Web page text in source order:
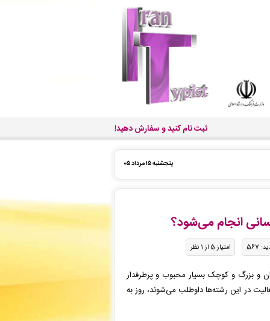
ثبت نام کنید و سفارش دهید!
پنجشنبه ۱۵ مرداد ۰۵
انجام می‌شود؟
567 امتیاز 5 از 1 نظر
و بزرگ و کوچک بسیار محبوب و پرطرفدار
در این رشته‌ها داوطلب می‌شوند، روز به